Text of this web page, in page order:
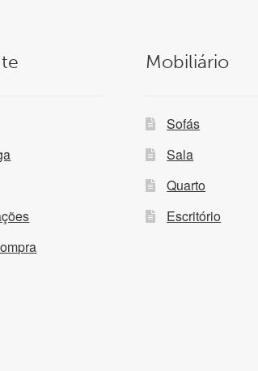
Mobiliário
Sofás
Sala
Quarto
Escritório